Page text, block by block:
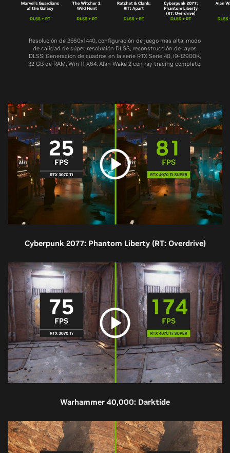
Resolución de 2560x1440, configuración de juego más alta, modo
de calidad de súper resolución DLSS, reconstrucción de rayos
DLSS; Generación de cuadros en la serie RTX Serie 40, i9-12900K,
32 GB de RAM, Win 11 X64. Alan Wake 2 con ray tracing completo.
Cyberpunk 2077: Phantom Liberty (RT: Overdrive)
Warhammer 40,000: Darktide